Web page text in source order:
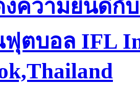
ความยินดีกับ
ตบอล IFL